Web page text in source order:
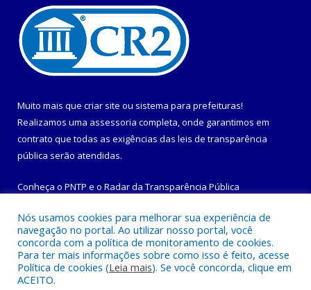
Muito mais que criar site ou sistema para prefeituras!
Realizamos uma assessoria completa, onde garantimos em
contrato que todas as exigências das leis de transparência
pública serão atendidas.
Conheça o PNTP e o Radar da Transparência Pública
Todos os direitos reservados a Prefeitura Municipal de
Maracanã.
Nós usamos cookies para melhorar sua experiência de
navegação no portal. Ao utilizar nosso portal, você
concorda com a política de monitoramento de cookies.
Para ter mais informações sobre como isso é feito, acesse
Política de cookies (Leia mais). Se você concorda, clique em
ACEITO.